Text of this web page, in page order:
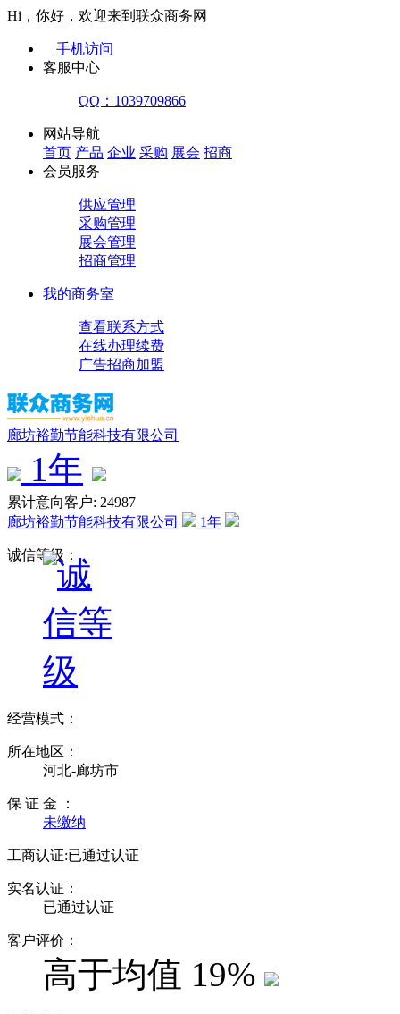
Hi，你好，欢迎来到联众商务网
手机访问
客服中心
QQ：1039709866
网站导航
首页 产品 企业 采购 展会 招商
会员服务
供应管理
采购管理
展会管理
招商管理
我的商务室
查看联系方式
在线办理续费
广告招商加盟
廊坊裕勤节能科技有限公司
1年
累计意向客户: 24987
廊坊裕勤节能科技有限公司
1年
诚信等级：
经营模式：
所在地区：
河北-廊坊市
保 证 金 ：
未缴纳
工商认证:已通过认证
实名认证：
已通过认证
客户评价：
高于均值 19%